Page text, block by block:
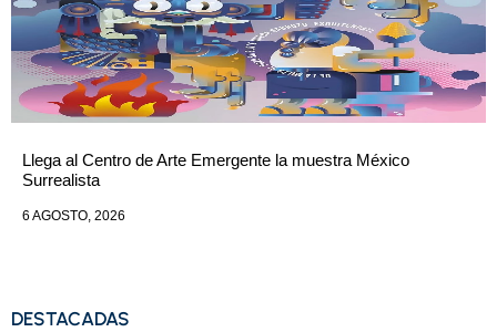
Llega al Centro de Arte Emergente la muestra México
Surrealista
6 AGOSTO, 2026
DESTACADAS